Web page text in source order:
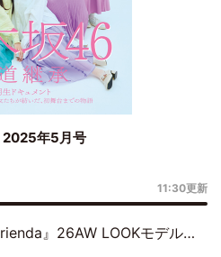
2025年5月号
11:30更新
』26AW LOOKモデルに就任